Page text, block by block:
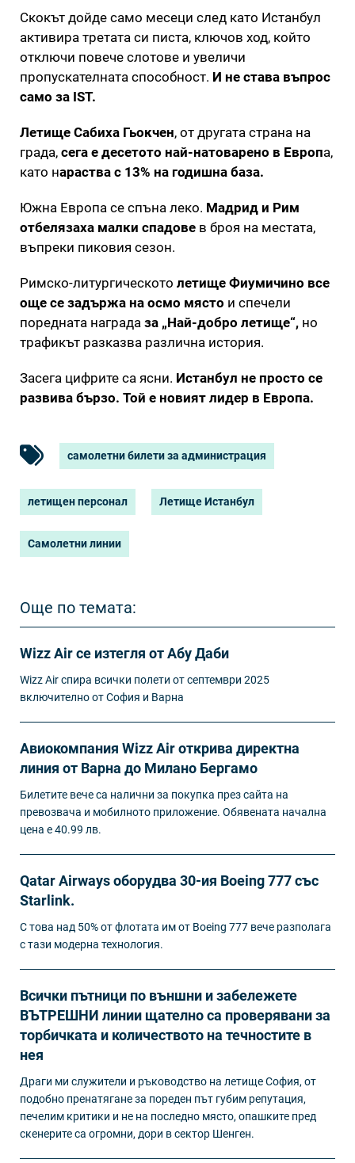
Скокът дойде само месеци след като Истанбул
активира третата си писта, ключов ход, който
отключи повече слотове и увеличи
пропускателната способност. И не става въпрос
само за IST.
Летище Сабиха Гьокчен, от другата страна на
града, сега е десетото най-натоварено в Европа,
като нараства с 13% на годишна база.
Южна Европа се спъна леко. Мадрид и Рим
отбелязаха малки спадове в броя на местата,
въпреки пиковия сезон.
Римско-литургическото летище Фиумичино все
още се задържа на осмо място и спечели
поредната награда за „Най-добро летище“, но
трафикът разказва различна история.
Засега цифрите са ясни. Истанбул не просто се
развива бързо. Той е новият лидер в Европа.
самолетни билети за администрация
летищен персонал Летище Истанбул
Самолетни линии
Още по темата:
Wizz Air се изтегля от Абу Даби
Wizz Air спира всички полети от септември 2025
включително от София и Варна
Авиокомпания Wizz Air открива директна
линия от Варна до Милано Бергамо
Билетите вече са налични за покупка през сайта на
превозвача и мобилното приложение. Обявената начална
цена е 40.99 лв.
Qatar Airways оборудва 30-ия Boeing 777 със
Starlink.
С това над 50% от флотата им от Boeing 777 вече разполага
с тази модерна технология.
Всички пътници по външни и забележете
ВЪТРЕШНИ линии щателно са проверявани за
торбичката и количеството на течностите в
нея
Драги ми служители и ръководство на летище София, от
подобно пренатягане за пореден път губим репутация,
печелим критики и не на последно място, опашките пред
скенерите са огромни, дори в сектор Шенген.